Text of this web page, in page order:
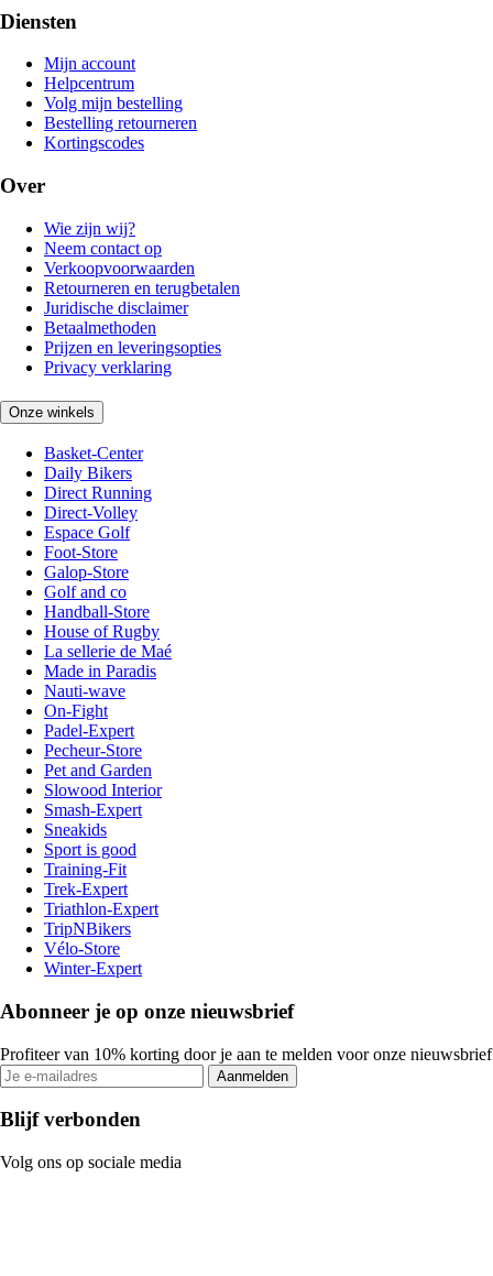
Diensten
Mijn account
Helpcentrum
Volg mijn bestelling
Bestelling retourneren
Kortingscodes
Over
Wie zijn wij?
Neem contact op
Verkoopvoorwaarden
Retourneren en terugbetalen
Juridische disclaimer
Betaalmethoden
Prijzen en leveringsopties
Privacy verklaring
Onze winkels
Basket-Center
Daily Bikers
Direct Running
Direct-Volley
Espace Golf
Foot-Store
Galop-Store
Golf and co
Handball-Store
House of Rugby
La sellerie de Maé
Made in Paradis
Nauti-wave
On-Fight
Padel-Expert
Pecheur-Store
Pet and Garden
Slowood Interior
Smash-Expert
Sneakids
Sport is good
Training-Fit
Trek-Expert
Triathlon-Expert
TripNBikers
Vélo-Store
Winter-Expert
Abonneer je op onze nieuwsbrief
Profiteer van 10% korting door je aan te melden voor onze nieuwsbrief
Aanmelden
Blijf verbonden
Volg ons op sociale media